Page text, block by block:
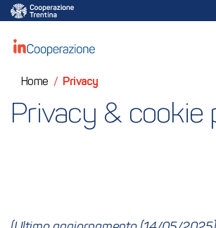
Home / Privacy
Privacy & cookie